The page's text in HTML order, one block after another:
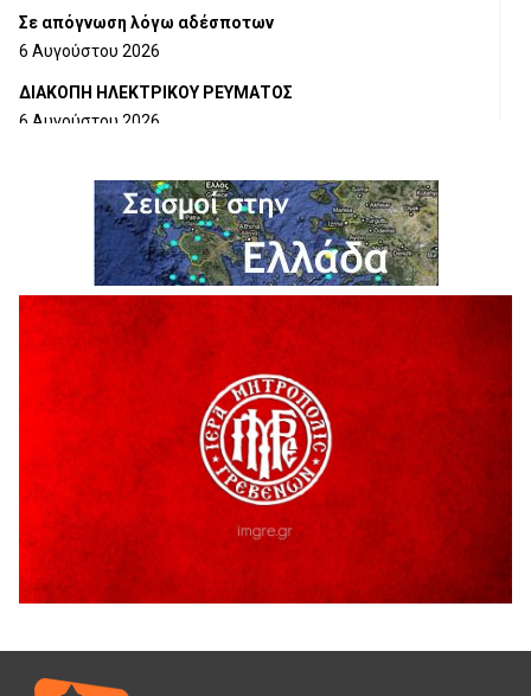
Σε απόγνωση λόγω αδέσποτων
6 Αυγούστου 2026
ΔΙΑΚΟΠΗ ΗΛΕΚΤΡΙΚΟΥ ΡΕΥΜΑΤΟΣ
6 Αυγούστου 2026
6 Αυγούστου 2026
H παραδοχή λαθών είναι (και) δύναμη
5 Αυγούστου 2026
Ο ΑΝΔΡΕΑΣ ΑΣΛΑΝΙΔΗΣ ΣΥΝΕΧΙΖΕΙ ΣΤΟΝ ΠΡΩΤΕΑ
ΓΡΕΒΕΝΩΝ
Ευχαριστήριο Εκπολιτιστικού Συλλόγου Ταξιάρχη προς κ.
Παρασχάκη Αθανάσιο
5 Αυγούστου 2026
Διακοπή υδροδότησης του Α΄ κλάδου ύδρευσης
5 Αυγούστου 2026
Η Marseaux στα Γρεβενά για μια μοναδική συναυλία
5 Αυγούστου 2026
Καλοκαιριού 2026» με την βραβευμένη ταινία «Μικρές
Ανάσες».